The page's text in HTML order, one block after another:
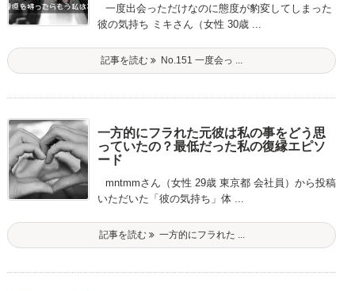
一度出会っただけなのに態度が豹変してしまった
彼の気持ち ミキさん（女性 30歳 ...
記事を読む No.151 一度会っ ...
一方的にフラれた元彼は私の事をどう思
っていたの？最低だった私の復縁エピソ
ード
mntmmさん（女性 29歳 東京都 会社員）から投稿
いただいた「彼の気持ち」体 ...
記事を読む 一方的にフラれた ...